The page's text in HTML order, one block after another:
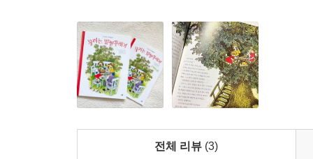
여름이면 우리는 시골 외갓집에 가요. 기차를 타
다시 떠나려고 할 때 폴짝 올라탔지요. 그런데
나타났지요. 엄마는 울음을 터뜨렸고, 검표원 아
바로 아줌마인데 말이죠.
「로타가 나쁜 말을 해요」
“씨이, 일요일에 왜 청어야!” 로타의 말에 엄마는
전체 리뷰 (3)